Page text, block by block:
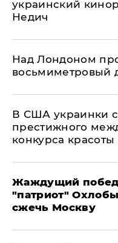
украинский
Недич
Над Лондоном
восьмиметровый
В США украинки
престижного
конкурса
Жаждущий
"патриот"
сжечь Москву